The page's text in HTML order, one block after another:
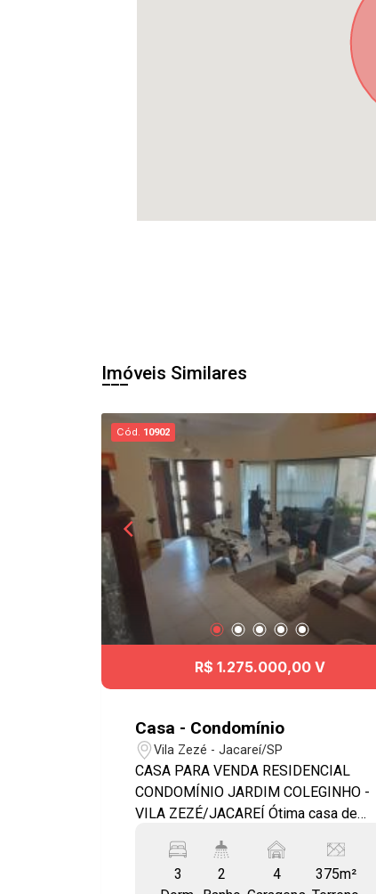
Imóveis Similares
Cód. 10902
R$ 1.275.000,00 V
Casa - Condomínio
Vila Zezé - Jacareí/SP
CASA PARA VENDA RESIDENCIAL
CONDOMÍNIO JARDIM COLEGINHO -
VILA ZEZÉ/JACAREÍ Ótima casa de
construída - 3 dormitórios sendo 1
suíte com closet - Sala de estar, jantar e
3
2
4
375m²